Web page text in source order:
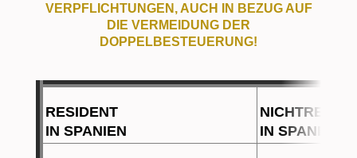
VERPFLICHTUNGEN, AUCH IN BEZUG AUF
DIE VERMEIDUNG DER
DOPPELBESTEUERUNG!
RESIDENT
IN SPANIEN
IN SPANIEN